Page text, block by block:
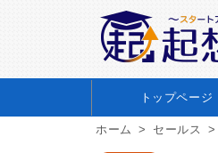
トップページ
ホーム セールス